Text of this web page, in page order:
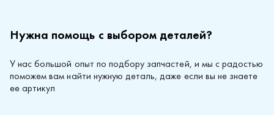
Нужна помощь с выбором деталей?
У нас большой опыт по подбору запчастей, и мы с радостью
поможем вам найти нужную деталь, даже если вы не знаете
ее артикул